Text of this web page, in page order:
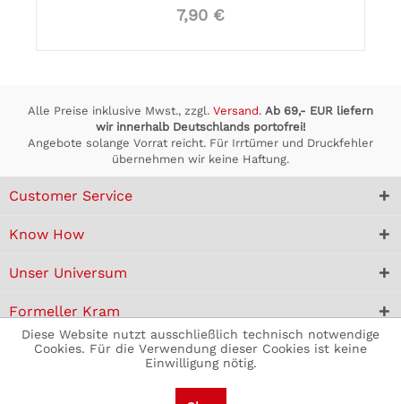
7,90 €
Alle Preise inklusive Mwst., zzgl. Versand. Ab 69,- EUR liefern
wir innerhalb Deutschlands portofrei!
Angebote solange Vorrat reicht. Für Irrtümer und Druckfehler
übernehmen wir keine Haftung.
Customer Service
Know How
Unser Universum
Formeller Kram
Diese Website nutzt ausschließlich technisch notwendige
Cookies. Für die Verwendung dieser Cookies ist keine
Einwilligung nötig.